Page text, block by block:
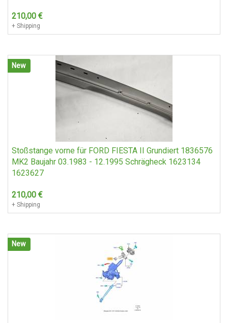
210,00 €
+ Shipping
New
Stoßstange vorne für FORD FIESTA II Grundiert 1836576
MK2 Baujahr 03.1983 - 12.1995 Schrägheck 1623134
1623627
210,00 €
+ Shipping
New